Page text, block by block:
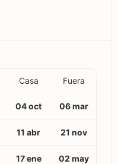
Casa Fuera
04 oct 06 mar
11 abr 21 nov
17 ene 02 may